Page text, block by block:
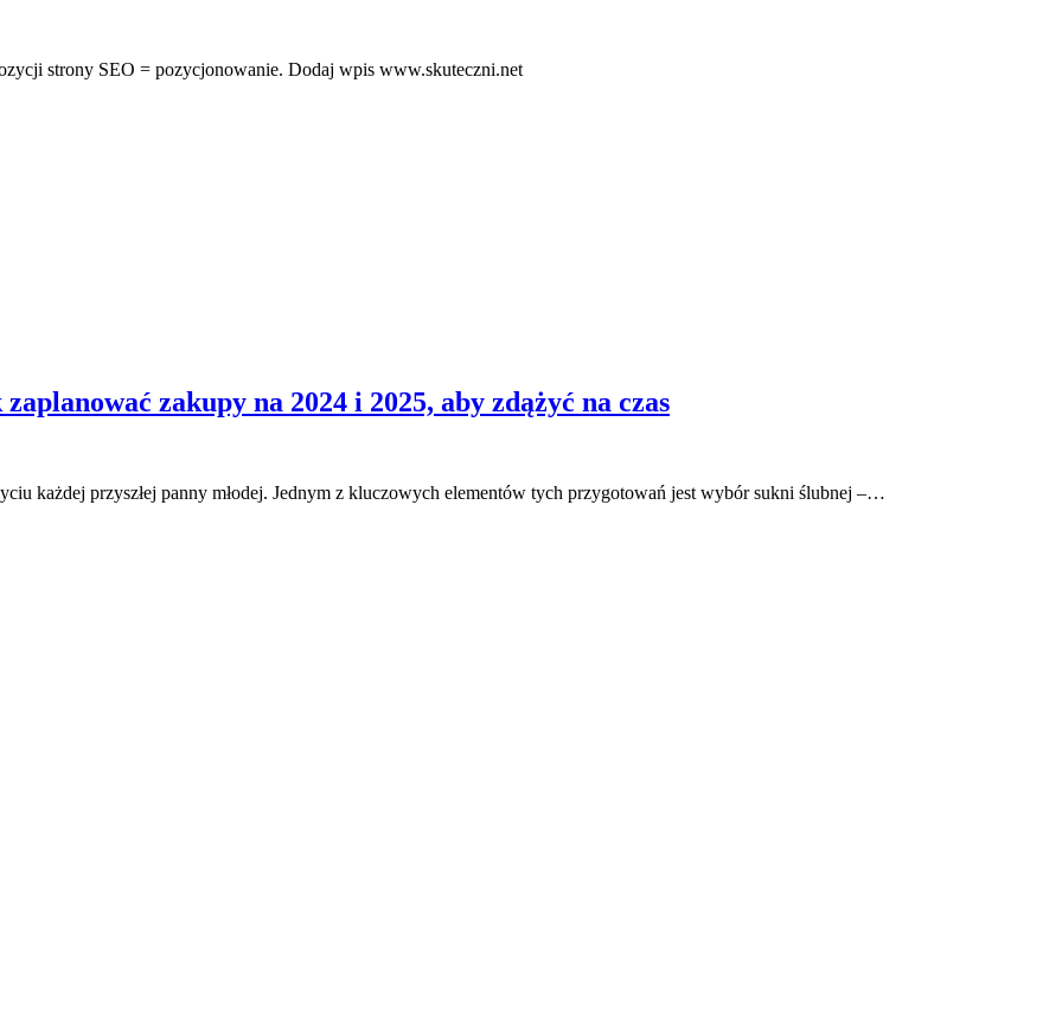
strony SEO = pozycjonowanie. Dodaj wpis www.skuteczni.net
zakupy na 2024 i 2025, aby zdążyć na czas
każdej przyszłej panny młodej. Jednym z kluczowych elementów tych przygotowań jest wybór sukni ślubnej –…